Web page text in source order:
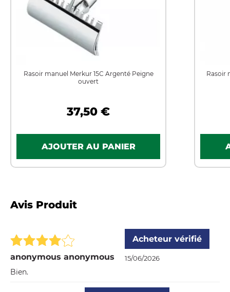
Rasoir manuel Merkur 15C Argenté Peigne
ouvert
37,50 €
Rasoir
Avis Produit
anonymous anonymous
Acheteur vérifié
15/06/2026
Bien.